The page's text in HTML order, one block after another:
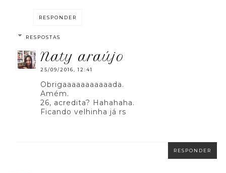
RESPONDER
RESPOSTAS
naty araújo
25/09/2016, 12:41
Obrigaaaaaaaaaaada.
Amém.
26, acredita? Hahahaha.
Ficando velhinha já rs
RESPONDER